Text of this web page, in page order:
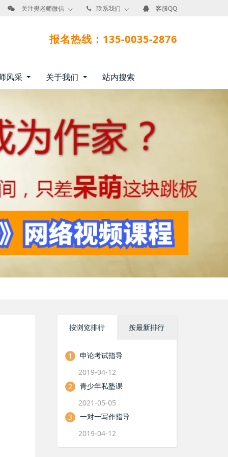
关注樊老师微信 联系我们 客服QQ
报名热线：135-0035-2876
风采 关于我们 站内搜索
按浏览排行 按最新排行
1
申论考试指导
2019-04-12
2
青少年私塾课
2021-05-05
3
一对一写作指导
2019-04-12